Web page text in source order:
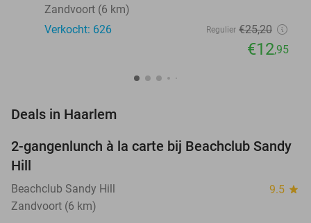
Zandvoort (6 km)
Verkocht: 626
Regulier €25,20
€12,95
Deals in Haarlem
49%
2-gangenlunch à la carte bij Beachclub Sandy
Hill
Beachclub Sandy Hill 9.5 star
Zandvoort (6 km)